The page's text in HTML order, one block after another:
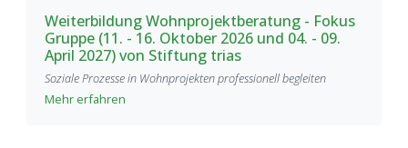
Weiterbildung Wohnprojektberatung - Fokus
Gruppe (11. - 16. Oktober 2026 und 04. - 09.
April 2027) von Stiftung trias
Soziale Prozesse in Wohnprojekten professionell begleiten
Mehr erfahren